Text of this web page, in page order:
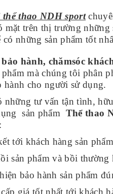
thể thao NDH sport
mặt trên thị trường
có những sản phẩm tốt
hành, chămsóc
phẩm mà chúng tôi phân
hành cho người sử dụng.
những tư vấn tận tình,
sản phẩm Thể thao
tới khách hàng sản
sản phẩm và bồi thường
bảo hành sản phẩm
giá tốt nhất tới khách